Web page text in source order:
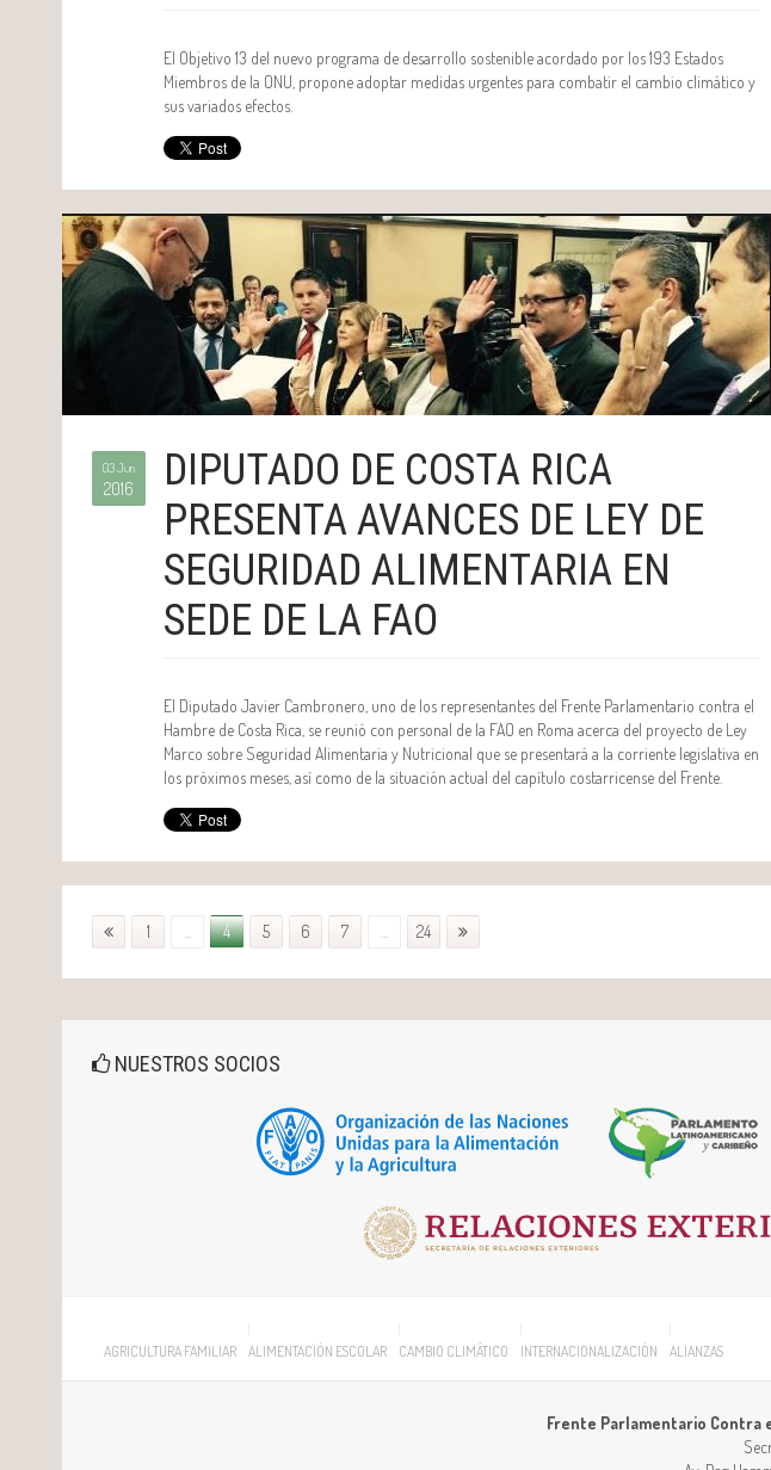
El Objetivo 13 del nuevo programa de desarrollo sostenible acordado por los 193 Estados
Miembros de la ONU, propone adoptar medidas urgentes para combatir el cambio climático y
sus variados efectos.
03 Jun
2016
DIPUTADO DE COSTA RICA
PRESENTA AVANCES DE LEY DE
SEGURIDAD ALIMENTARIA EN
SEDE DE LA FAO
El Diputado Javier Cambronero, uno de los representantes del Frente Parlamentario contra el
Hambre de Costa Rica, se reunió con personal de la FAO en Roma acerca del proyecto de Ley
Marco sobre Seguridad Alimentaria y Nutricional que se presentará a la corriente legislativa en
los próximos meses, así como de la situación actual del capítulo costarricense del Frente.
1 4 5 6 7 24
NUESTROS SOCIOS
AGRICULTURA FAMILIAR ALIMENTACIÓN ESCOLAR CAMBIO CLIMÁTICO INTERNACIONALIZACIÓN ALIANZAS
Frente Parlamentario Contra